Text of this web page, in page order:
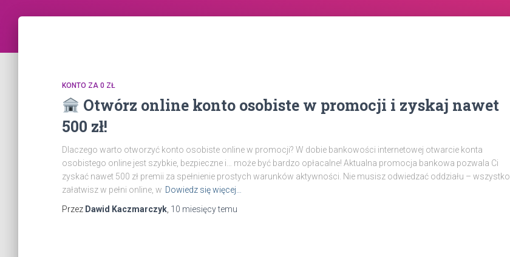
KONTO ZA 0 ZŁ
Otwórz online konto osobiste w promocji i zyskaj nawet
500 zł!
Dlaczego warto otworzyć konto osobiste online w promocji? W dobie bankowości internetowej otwarcie konta
osobistego online jest szybkie, bezpieczne i… może być bardzo opłacalne! Aktualna promocja bankowa pozwala Ci
zyskać nawet 500 zł premii za spełnienie prostych warunków aktywności. Nie musisz odwiedzać oddziału – wszystko
załatwisz w pełni online, w Dowiedz się więcej…
Przez Dawid Kaczmarczyk 10 miesięcytemu